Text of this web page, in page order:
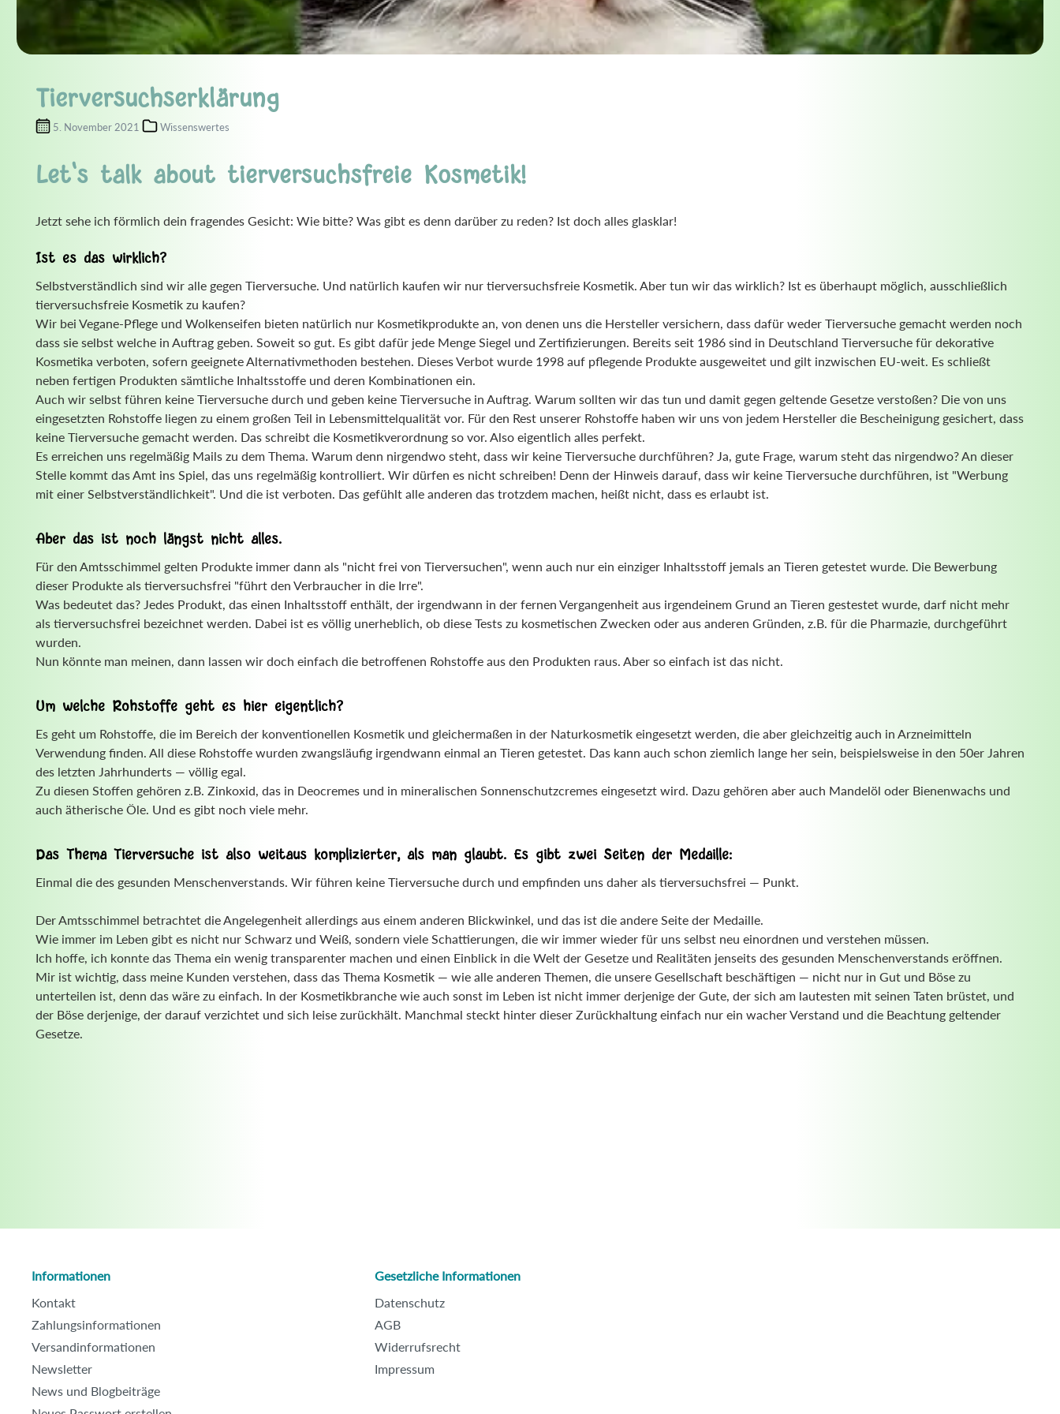
Gesichtsseife
Gesichtswasser/Hydrolate
Lippenpflege
Peeling
Reinigung
Zahnpflege
Pflanzliche Haarfarbe
Shampoos und Conditioner
Intimpflege
Nassrasur
Naturseife
schalen
Rasur & Bartpflege
Nagellack & -pflege Pinsel Rouge
Tierversuchserklärung
5. November 2021 Wissenswertes
Let's talk about tierversuchsfreie Kosmetik!
Jetzt sehe ich förmlich dein fragendes Gesicht: Wie bitte? Was gibt es denn darüber zu reden? Ist doch alles glasklar!
Ist es das wirklich?
Selbstverständlich sind wir alle gegen Tierversuche. Und natürlich kaufen wir nur tierversuchsfreie Kosmetik. Aber tun wir das wirklich? Ist es überhaupt möglich, ausschließlich
tierversuchsfreie Kosmetik zu kaufen?
Wir bei Vegane-Pflege und Wolkenseifen bieten natürlich nur Kosmetikprodukte an, von denen uns die Hersteller versichern, dass dafür weder Tierversuche gemacht werden noch
dass sie selbst welche in Auftrag geben. Soweit so gut. Es gibt dafür jede Menge Siegel und Zertifizierungen. Bereits seit 1986 sind in Deutschland Tierversuche für dekorative
Kosmetika verboten, sofern geeignete Alternativmethoden bestehen. Dieses Verbot wurde 1998 auf pflegende Produkte ausgeweitet und gilt inzwischen EU-weit. Es schließt
neben fertigen Produkten sämtliche Inhaltsstoffe und deren Kombinationen ein.
Auch wir selbst führen keine Tierversuche durch und geben keine Tierversuche in Auftrag. Warum sollten wir das tun und damit gegen geltende Gesetze verstoßen? Die von uns
eingesetzten Rohstoffe liegen zu einem großen Teil in Lebensmittelqualität vor. Für den Rest unserer Rohstoffe haben wir uns von jedem Hersteller die Bescheinigung gesichert, dass
keine Tierversuche gemacht werden. Das schreibt die Kosmetikverordnung so vor. Also eigentlich alles perfekt.
Es erreichen uns regelmäßig Mails zu dem Thema. Warum denn nirgendwo steht, dass wir keine Tierversuche durchführen? Ja, gute Frage, warum steht das nirgendwo? An dieser
Stelle kommt das Amt ins Spiel, das uns regelmäßig kontrolliert. Wir dürfen es nicht schreiben! Denn der Hinweis darauf, dass wir keine Tierversuche durchführen, ist "Werbung
mit einer Selbstverständlichkeit". Und die ist verboten. Das gefühlt alle anderen das trotzdem machen, heißt nicht, dass es erlaubt ist.
Aber das ist noch längst nicht alles.
Für den Amtsschimmel gelten Produkte immer dann als "nicht frei von Tierversuchen", wenn auch nur ein einziger Inhaltsstoff jemals an Tieren getestet wurde. Die Bewerbung
dieser Produkte als tierversuchsfrei "führt den Verbraucher in die Irre".
Was bedeutet das? Jedes Produkt, das einen Inhaltsstoff enthält, der irgendwann in der fernen Vergangenheit aus irgendeinem Grund an Tieren gestestet wurde, darf nicht mehr
als tierversuchsfrei bezeichnet werden. Dabei ist es völlig unerheblich, ob diese Tests zu kosmetischen Zwecken oder aus anderen Gründen, z.B. für die Pharmazie, durchgeführt
wurden.
Nun könnte man meinen, dann lassen wir doch einfach die betroffenen Rohstoffe aus den Produkten raus. Aber so einfach ist das nicht.
Um welche Rohstoffe geht es hier eigentlich?
Es geht um Rohstoffe, die im Bereich der konventionellen Kosmetik und gleichermaßen in der Naturkosmetik eingesetzt werden, die aber gleichzeitig auch in Arzneimitteln
Verwendung finden. All diese Rohstoffe wurden zwangsläufig irgendwann einmal an Tieren getestet. Das kann auch schon ziemlich lange her sein, beispielsweise in den 50er Jahren
des letzten Jahrhunderts — völlig egal.
Zu diesen Stoffen gehören z.B. Zinkoxid, das in Deocremes und in mineralischen Sonnenschutzcremes eingesetzt wird. Dazu gehören aber auch Mandelöl oder Bienenwachs und
auch ätherische Öle. Und es gibt noch viele mehr.
Das Thema Tierversuche ist also weitaus komplizierter, als man glaubt. Es gibt zwei Seiten der Medaille:
Einmal die des gesunden Menschenverstands. Wir führen keine Tierversuche durch und empfinden uns daher als tierversuchsfrei — Punkt.
Der Amtsschimmel betrachtet die Angelegenheit allerdings aus einem anderen Blickwinkel, und das ist die andere Seite der Medaille.
Wie immer im Leben gibt es nicht nur Schwarz und Weiß, sondern viele Schattierungen, die wir immer wieder für uns selbst neu einordnen und verstehen müssen.
Ich hoffe, ich konnte das Thema ein wenig transparenter machen und einen Einblick in die Welt der Gesetze und Realitäten jenseits des gesunden Menschenverstands eröffnen.
Mir ist wichtig, dass meine Kunden verstehen, dass das Thema Kosmetik — wie alle anderen Themen, die unsere Gesellschaft beschäftigen — nicht nur in Gut und Böse zu
unterteilen ist, denn das wäre zu einfach. In der Kosmetikbranche wie auch sonst im Leben ist nicht immer derjenige der Gute, der sich am lautesten mit seinen Taten brüstet, und
der Böse derjenige, der darauf verzichtet und sich leise zurückhält. Manchmal steckt hinter dieser Zurückhaltung einfach nur ein wacher Verstand und die Beachtung geltender
Gesetze.
Informationen
Kontakt
Zahlungsinformationen
Versandinformationen
Newsletter
News und Blogbeiträge
Gesetzliche Informationen
Datenschutz
AGB
Widerrufsrecht
Impressum